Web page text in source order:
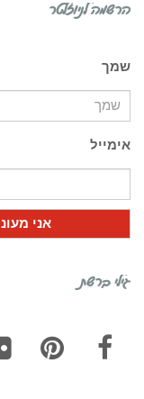
הרשמה לניוזלטר
שמך
אימייל
גילי ברשת